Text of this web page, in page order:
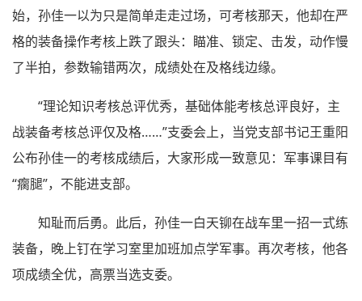
始，孙佳一以为只是简单走走过场，可考核那天，他却在严
格的装备操作考核上跌了跟头：瞄准、锁定、击发，动作慢
了半拍，参数输错两次，成绩处在及格线边缘。
“理论知识考核总评优秀，基础体能考核总评良好，主
战装备考核总评仅及格……”支委会上，当党支部书记王重阳
公布孙佳一的考核成绩后，大家形成一致意见：军事课目有
“瘸腿”，不能进支部。
知耻而后勇。此后，孙佳一白天铆在战车里一招一式练
装备，晚上钉在学习室里加班加点学军事。再次考核，他各
项成绩全优，高票当选支委。